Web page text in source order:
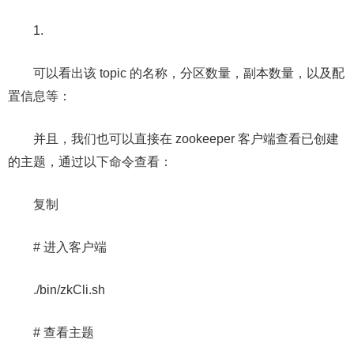
1.
可以看出该 topic 的名称，分区数量，副本数量，以及配
置信息等：
并且，我们也可以直接在 zookeeper 客户端查看已创建
的主题，通过以下命令查看：
复制
# 进入客户端
./bin/zkCli.sh
# 查看主题